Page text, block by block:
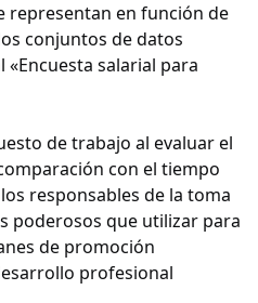
representan en función de
conjuntos de datos
salarial para
de trabajo al evaluar el
con el tiempo
responsables de la toma
poderosos que utilizar para
de promoción
profesional